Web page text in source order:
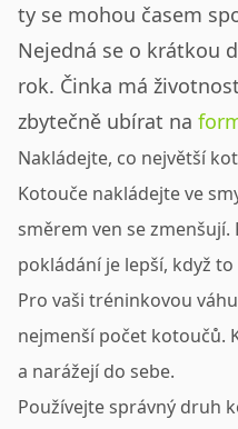
ty se mohou časem
Nejedná se o krátkou
rok. Činka má
zbytečně ubírat na
Nakládejte, co největší
Kotouče nakládejte ve
směrem ven se
pokládání je lepší, když
Pro vaši tréninkovou
nejmenší počet kotoučů.
a narážejí do sebe.
Používejte správný druh